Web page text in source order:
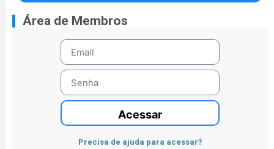
Área de Membros
Acessar
Precisa de ajuda para acessar?